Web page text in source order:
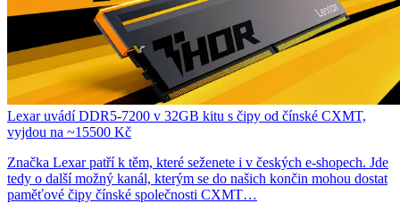
Lexar uvádí DDR5-7200 v 32GB kitu s čipy od čínské CXMT,
vyjdou na ~15500 Kč
Značka Lexar patří k těm, které seženete i v českých e-shopech. Jde
tedy o další možný kanál, kterým se do našich končin mohou dostat
paměťové čipy čínské společnosti CXMT…